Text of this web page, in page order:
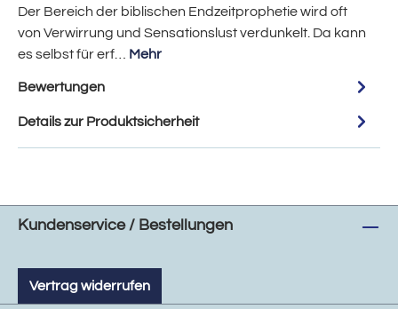
Der Bereich der biblischen Endzeitprophetie wird oft
von Verwirrung und Sensationslust verdunkelt. Da kann
es selbst für erf… Mehr
Bewertungen
Details zur Produktsicherheit
Kundenservice / Bestellungen
Vertrag widerrufen